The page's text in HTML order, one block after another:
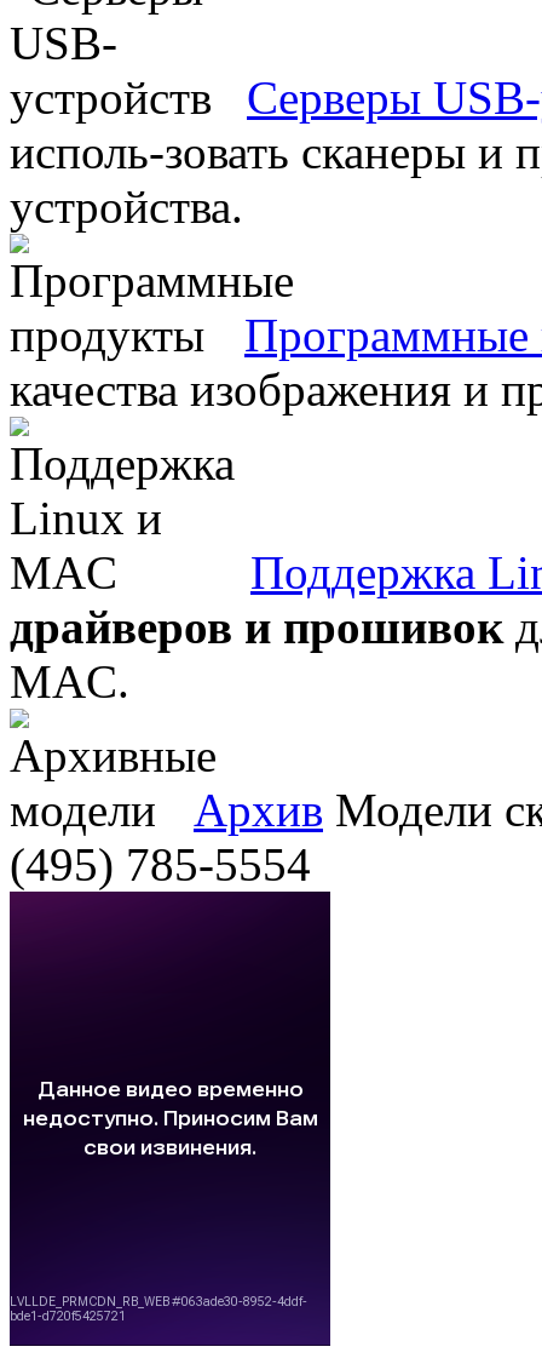
Серверы
исполь-зовать сканеры и
устройства.
Программные
качества изображения и
Поддержка
драйверов и прошивок
MAC.
Архив Модели
(495) 785-5554